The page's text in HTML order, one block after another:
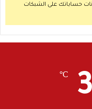
حساباتك على الشبكات
℃